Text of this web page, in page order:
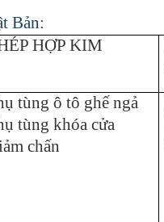
Bản:
HỢP KIM
tùng ô tô ghế ngả
tùng khóa cửa
chấn